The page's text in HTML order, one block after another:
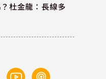
杜金龍：長線多